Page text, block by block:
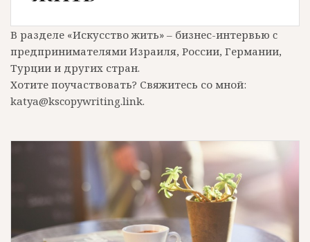
В разделе «Искусство жить» – бизнес-интервью c
предпринимателями Израиля, России, Германии,
Турции и других стран.
Хотите поучаствовать? Свяжитесь со мной:
katya@kscopywriting.link.